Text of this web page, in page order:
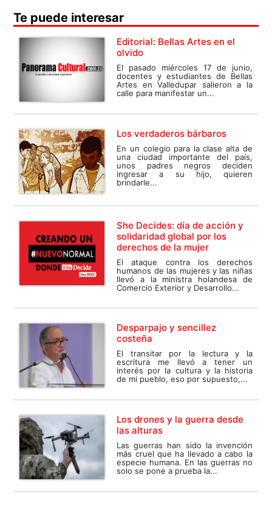
Te puede interesar
Editorial: Bellas Artes en el
olvido
El pasado miércoles 17 de junio,
docentes y estudiantes de Bellas
Artes en Valledupar salieron a la
calle para manifestar un...
Los verdaderos bárbaros
En un colegio para la clase alta de
una ciudad importante del país,
unos padres negros deciden
ingresar a su hijo, quieren
brindarle...
She Decides: día de acción y
solidaridad global por los
derechos de la mujer
El ataque contra los derechos
humanos de las mujeres y las niñas
llevó a la ministra holandesa de
Comercio Exterior y Desarrollo...
Desparpajo y sencillez
costeña
El transitar por la lectura y la
escritura me llevó a tener un
interés por la cultura y la historia
de mi pueblo, eso por supuesto,...
Los drones y la guerra desde
las alturas
Las guerras han sido la invención
más cruel que ha llevado a cabo la
especie humana. En las guerras no
solo se pone a prueba la...